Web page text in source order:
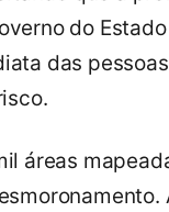
do
das
áreas